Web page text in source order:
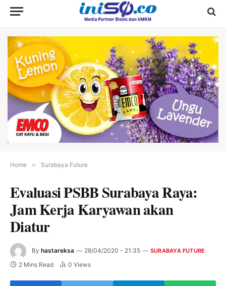
Home » Surabaya Future
Evaluasi PSBB Surabaya Raya:
Jam Kerja Karyawan akan
Diatur
By hastareksa 28/04/2020 - 21:35 SURABAYA FUTURE
2 Mins Read 0 Views